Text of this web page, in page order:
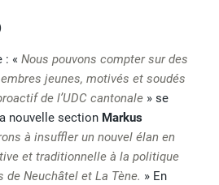
: « Nous pouvons compter sur des
jeunes, motivés et soudés
de l’UDC cantonale » se
nouvelle section Markus
à insuffler un nouvel élan en
et traditionnelle à la politique
Neuchâtel et La Tène. » En